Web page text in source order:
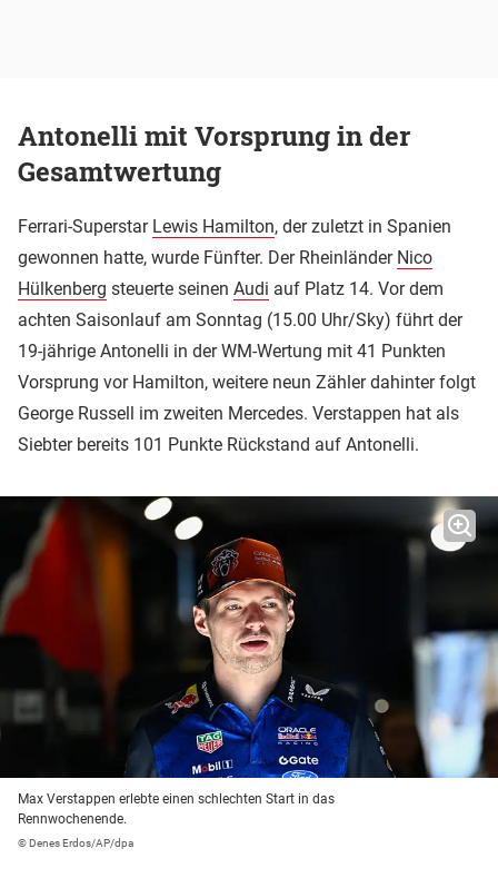
Antonelli mit Vorsprung in der
Gesamtwertung
Ferrari-Superstar Lewis Hamilton, der zuletzt in Spanien
gewonnen hatte, wurde Fünfter. Der Rheinländer Nico
Hülkenberg steuerte seinen Audi auf Platz 14. Vor dem
achten Saisonlauf am Sonntag (15.00 Uhr/Sky) führt der
19-jährige Antonelli in der WM-Wertung mit 41 Punkten
Vorsprung vor Hamilton, weitere neun Zähler dahinter folgt
George Russell im zweiten Mercedes. Verstappen hat als
Siebter bereits 101 Punkte Rückstand auf Antonelli.
Max Verstappen erlebte einen schlechten Start in das
Rennwochenende.
© Denes Erdos/AP/dpa